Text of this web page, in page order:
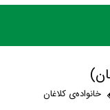
خانواده‌ی کلاغان